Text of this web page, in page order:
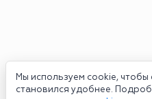
Мы используем cookie, чтобы
становился удобнее.